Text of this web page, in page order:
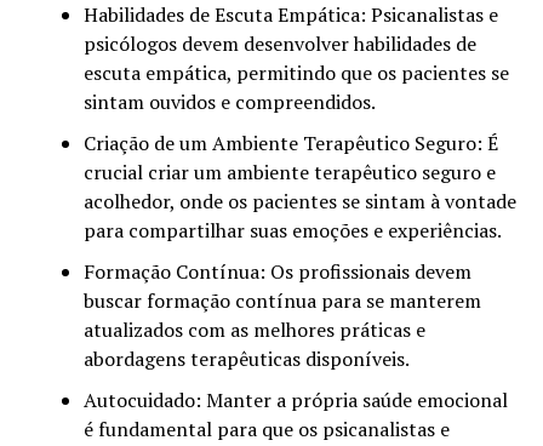
Habilidades de Escuta Empática: Psicanalistas e
psicólogos devem desenvolver habilidades de
escuta empática, permitindo que os pacientes se
sintam ouvidos e compreendidos.
Criação de um Ambiente Terapêutico Seguro: É
crucial criar um ambiente terapêutico seguro e
acolhedor, onde os pacientes se sintam à vontade
para compartilhar suas emoções e experiências.
Formação Contínua: Os profissionais devem
buscar formação contínua para se manterem
atualizados com as melhores práticas e
abordagens terapêuticas disponíveis.
Autocuidado: Manter a própria saúde emocional
é fundamental para que os psicanalistas e